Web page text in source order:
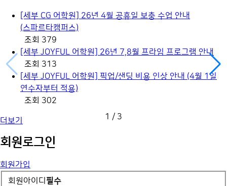
[세부 CG 어학원] 26년 4월 공휴일 보충 수업 안내
(스파르타캠퍼스)
조회 379
[세부 JOYFUL 어학원] 26년 7,8월 프라임 프로그램 안내
조회 313
[세부 JOYFUL 어학원] 픽업/샌딩 비용 인상 안내 (4월 1일
연수자부터 적용)
조회 302
더보기 1 / 3
회원로그인
회원가입
회원아이디 필수